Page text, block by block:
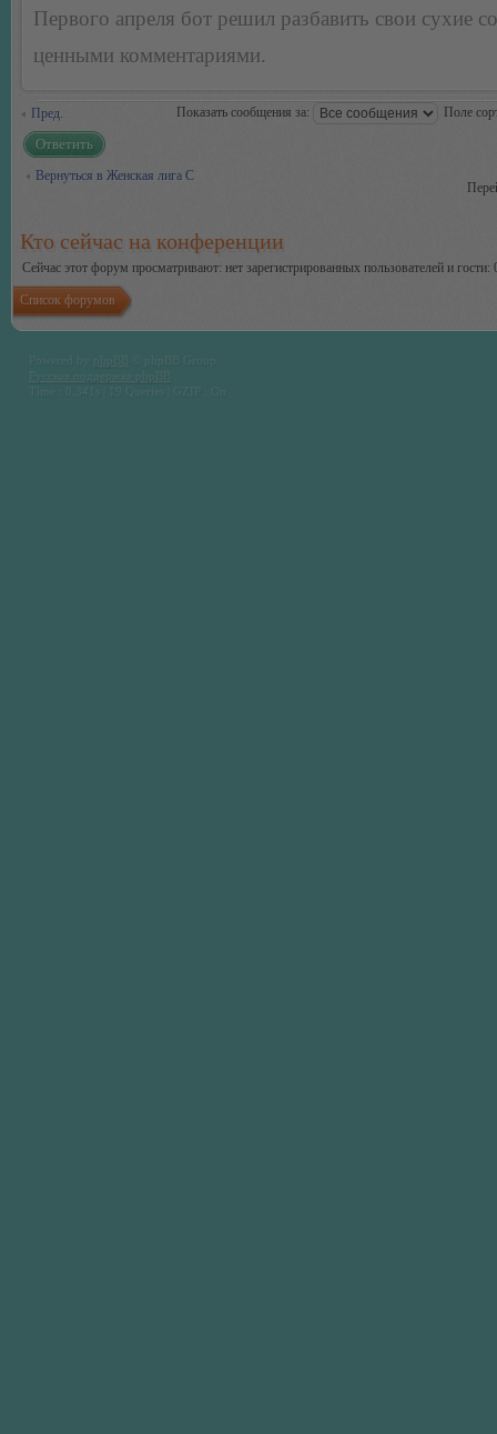
Первого апреля бот решил разбавить свои сухие
ценными комментариями.
Пред. Показать сообщения за: Поле
Ответить
Вернуться в Женская лига С
Кто сейчас на конференции
Сейчас этот форум просматривают: нет зарегистрированных пользователей и гости:
Список форумов
Time : 0.341s | 19 Queries | GZIP : On